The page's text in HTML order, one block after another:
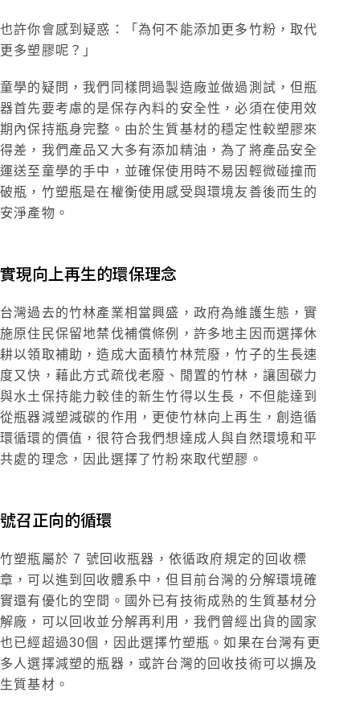
也許你會感到疑惑：「為何不能添加更多竹粉，取代
更多塑膠呢？」
童學的疑問，我們同樣問過製造廠並做過測試，但瓶
器首先要考慮的是保存內料的安全性，必須在使用效
期內保持瓶身完整。由於生質基材的穩定性較塑膠來
得差，我們產品又大多有添加精油，為了將產品安全
運送至童學的手中，並確保使用時不易因輕微碰撞而
破瓶，竹塑瓶是在權衡使用感受與環境友善後而生的
安淨產物。
實現向上再生的環保理念
台灣過去的竹林產業相當興盛，政府為維護生態，實
施原住民保留地禁伐補償條例，許多地主因而選擇休
耕以領取補助，造成大面積竹林荒廢，竹子的生長速
度又快，藉此方式疏伐老廢、閒置的竹林，讓固碳力
與水土保持能力較佳的新生竹得以生長，不但能達到
從瓶器減塑減碳的作用，更使竹林向上再生，創造循
環循環的價值，很符合我們想達成人與自然環境和平
共處的理念，因此選擇了竹粉來取代塑膠。
號召正向的循環
竹塑瓶屬於 7 號回收瓶器，依循政府規定的回收標
章，可以進到回收體系中，但目前台灣的分解環境確
實還有優化的空間。國外已有技術成熟的生質基材分
解廠，可以回收並分解再利用，我們曾經出貨的國家
也已經超過30個，因此選擇竹塑瓶。如果在台灣有更
多人選擇減塑的瓶器，或許台灣的回收技術可以擴及
生質基材。